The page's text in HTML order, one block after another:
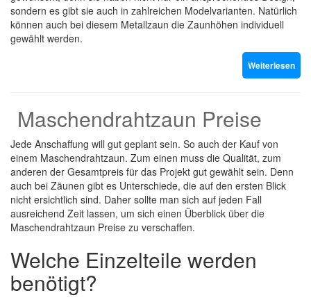
sondern es gibt sie auch in zahlreichen Modelvarianten. Natürlich
können auch bei diesem Metallzaun die Zaunhöhen individuell
gewählt werden.
Weiterlesen
Maschendrahtzaun Preise
Jede Anschaffung will gut geplant sein. So auch der Kauf von
einem Maschendrahtzaun. Zum einen muss die Qualität, zum
anderen der Gesamtpreis für das Projekt gut gewählt sein. Denn
auch bei Zäunen gibt es Unterschiede, die auf den ersten Blick
nicht ersichtlich sind. Daher sollte man sich auf jeden Fall
ausreichend Zeit lassen, um sich einen Überblick über die
Maschendrahtzaun Preise zu verschaffen.
Welche Einzelteile werden
benötigt?